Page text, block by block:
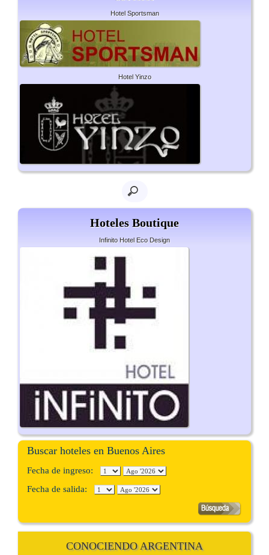
Hotel Sportsman
Hotel Yinzo
Hoteles Boutique
Infinito Hotel Eco Design
Buscar hoteles en Buenos Aires
Fecha de ingreso:
Fecha de salida:
CONOCIENDO ARGENTINA